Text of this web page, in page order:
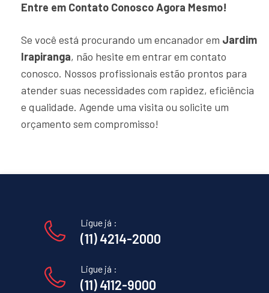
Entre em Contato Conosco Agora Mesmo!
Se você está procurando um encanador em Jardim
Irapiranga, não hesite em entrar em contato
conosco. Nossos profissionais estão prontos para
atender suas necessidades com rapidez, eficiência
e qualidade. Agende uma visita ou solicite um
orçamento sem compromisso!
Ligue já :
(11) 4214-2000
Ligue já :
(11) 4112-9000